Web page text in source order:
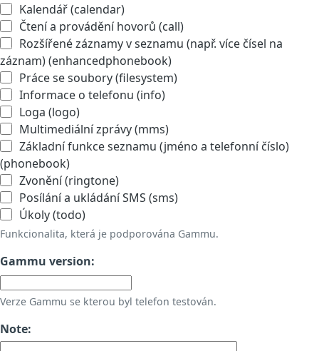
Kalendář (calendar)
Čtení a provádění hovorů (call)
Rozšířené záznamy v seznamu (např. více čísel na
záznam) (enhancedphonebook)
Práce se soubory (filesystem)
Informace o telefonu (info)
Loga (logo)
Multimediální zprávy (mms)
Základní funkce seznamu (jméno a telefonní číslo)
(phonebook)
Zvonění (ringtone)
Posílání a ukládání SMS (sms)
Úkoly (todo)
Funkcionalita, která je podporována Gammu.
Gammu version:
Verze Gammu se kterou byl telefon testován.
Note: